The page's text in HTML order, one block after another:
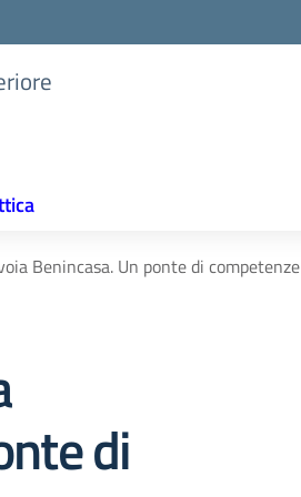
Benincasa. Un ponte di competenze
di